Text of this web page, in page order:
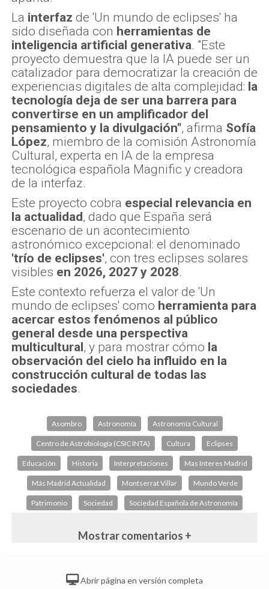
La interfaz de 'Un mundo de eclipses' ha
sido diseñada con herramientas de
inteligencia artificial generativa. "Este
proyecto demuestra que la IA puede ser un
catalizador para democratizar la creación de
experiencias digitales de alta complejidad: la
tecnología deja de ser una barrera para
convertirse en un amplificador del
pensamiento y la divulgación", afirma Sofía
López, miembro de la comisión Astronomía
Cultural, experta en IA de la empresa
tecnológica española Magnific y creadora
de la interfaz.
Este proyecto cobra especial relevancia en
la actualidad, dado que España será
escenario de un acontecimiento
astronómico excepcional: el denominado
'trío de eclipses', con tres eclipses solares
visibles en 2026, 2027 y 2028.
Este contexto refuerza el valor de 'Un
mundo de eclipses' como herramienta para
acercar estos fenómenos al público
general desde una perspectiva
multicultural, y para mostrar cómo la
observación del cielo ha influido en la
construcción cultural de todas las
sociedades.
Asombro Astronomía Astronomía Cultural
Centro de Astrobiología (CSIC INTA) Cultura Eclipses
Educación Historia Interpretaciones Mas Interes Madrid
Más Madrid Actualidad Montserrat Villar Mundo Verde
Patrimonio Sociedad Sociedad Española de Astronomía
Mostrar comentarios +
Abrir página en versión completa